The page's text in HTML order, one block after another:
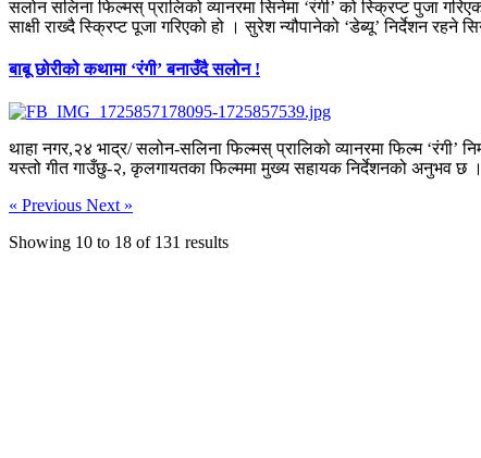
सलोन सलिना फिल्मस् प्रालिको व्यानरमा सिनेमा ‘रंगी’ को स्क्रिप्ट पुजा
साक्षी राख्दै स्क्रिप्ट पूजा गरिएको हो । सुरेश न्यौपानेको ‘डेब्यू’ निर्देशन रहने
बाबू छोरीको कथामा ‘रंगी’ बनाउँदै सलोन !
थाहा नगर,२४ भाद्र/ सलोन-सलिना फिल्मस् प्रालिको व्यानरमा फिल्म ‘रंगी’
यस्तो गीत गाउँछु-२, कृलगायतका फिल्ममा मुख्य सहायक निर्देशनको अनुभव छ ।
« Previous Next »
Showing 10 to 18 of 131 results